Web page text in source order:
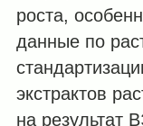
роста,
данные по
экстрактов
на результат